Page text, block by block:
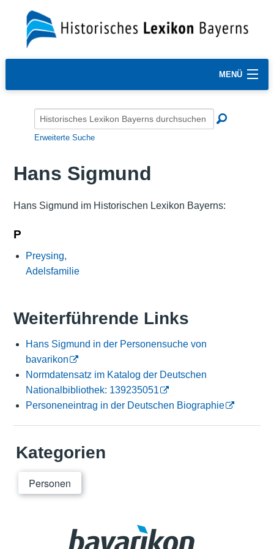
MENÜ
Erweiterte Suche
Hans Sigmund
Hans Sigmund im Historischen Lexikon Bayerns:
P
Preysing,
Adelsfamilie
Weiterführende Links
Hans Sigmund in der Personensuche von
bavarikon
Normdatensatz im Katalog der Deutschen
Nationalbibliothek: 139235051
Personeneintrag in der Deutschen Biographie
Kategorien
Personen